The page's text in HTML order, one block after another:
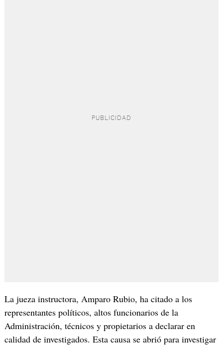
La jueza instructora, Amparo Rubio, ha citado a los
representantes políticos, altos funcionarios de la
Administración, técnicos y propietarios a declarar en
calidad de investigados. Esta causa se abrió para investigar